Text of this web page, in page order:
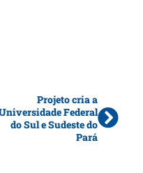
Projeto cria a
Federal
do Sul e Sudeste do
Pará